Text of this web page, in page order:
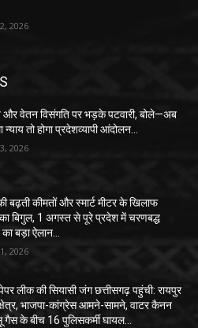
2026
और वेतन विसंगति पर भड़के पटवारी, बोले—अब
न्याय तो होगा प्रदेशव्यापी आंदोलन…
2026
बढ़ती कीमतों और स्मार्ट मीटर के खिलाफ
बिगुल, 1 अगस्त से पूरे प्रदेश में चरणबद्ध
बड़ा ऐलान…
2026
लीक की सियासी जंग छत्तीसगढ़ पहुंची: रायपुर
भाजपा-कांग्रेस आमने-सामने, वाटर कैनन
के बीच 16 पुलिसकर्मी घायल…